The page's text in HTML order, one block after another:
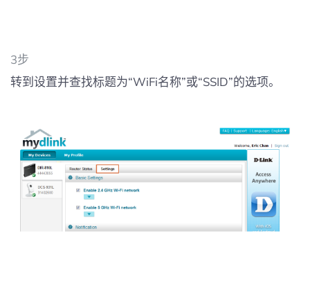
3步
转到设置并查找标题为“WiFi名称”或“SSID”的选项。